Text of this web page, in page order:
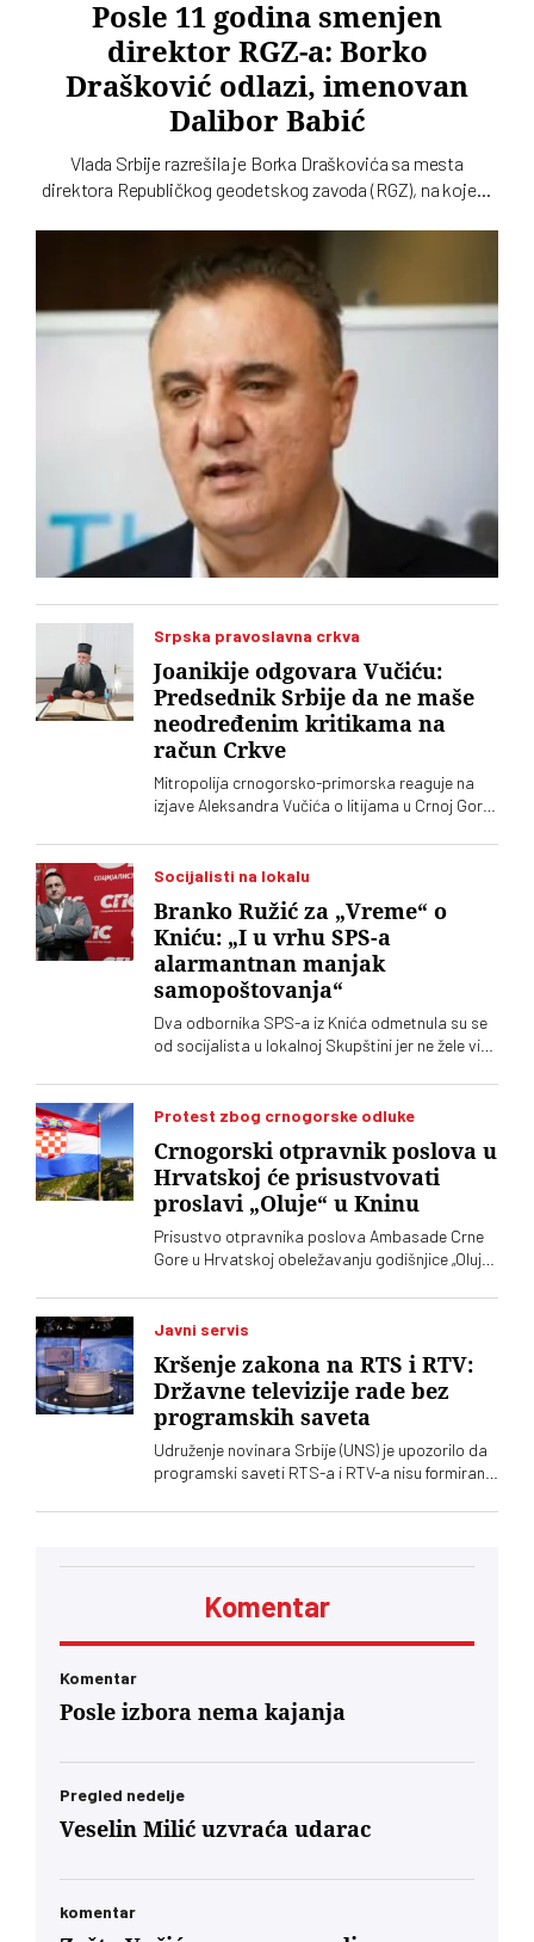
Posle 11 godina smenjen
direktor RGZ-a: Borko
Drašković odlazi, imenovan
Dalibor Babić
Vlada Srbije razrešila je Borka Draškovića sa mesta
direktora Republičkog geodetskog zavoda (RGZ), na kojem
Srpska pravoslavna crkva
Joanikije odgovara Vučiću:
Predsednik Srbije da ne maše
neodređenim kritikama na
račun Crkve
Mitropolija crnogorsko-primorska reaguje na
izjave Aleksandra Vučića o litijama u Crnoj Gori
Socijalisti na lokalu
Branko Ružić za „Vreme“ o
Kniću: „I u vrhu SPS-a
alarmantnan manjak
samopoštovanja“
Dva odbornika SPS-a iz Knića odmetnula su se
od socijalista u lokalnoj Skupštini jer ne žele više
naprednjacima. Jedan od njih kaže za „Vreme“
da je „SNS u Kniću nasilna skupina
ikada više, da sarađuju. Branko Ružić za
„Vreme“ kaže da je alarmantno da tendencije
odricanja od izvornih principa i mazohizma
postoje ne samo na lokalu, već i u samom vrhu
SPS-a
Protest zbog crnogorske odluke
Crnogorski otpravnik poslova u
Hrvatskoj će prisustvovati
proslavi „Oluje“ u Kninu
Prisustvo otpravnika poslova Ambasade Crne
Gore u Hrvatskoj obeležavanju godišnjice „Oluje“
Vučić je poručio da je reč o proslavi zločina
počinjenih nad srpskim narodom
Javni servis
Kršenje zakona na RTS i RTV:
Državne televizije rade bez
programskih saveta
Udruženje novinara Srbije (UNS) je upozorilo da
programski saveti RTS-a i RTV-a nisu formirani
čega se postavlja pitanje poštovanja zakonskih
kontrole javnih medijskih servisa
Komentar
Komentar
Posle izbora nema kajanja
Pregled nedelje
Veselin Milić uzvraća udarac
komentar